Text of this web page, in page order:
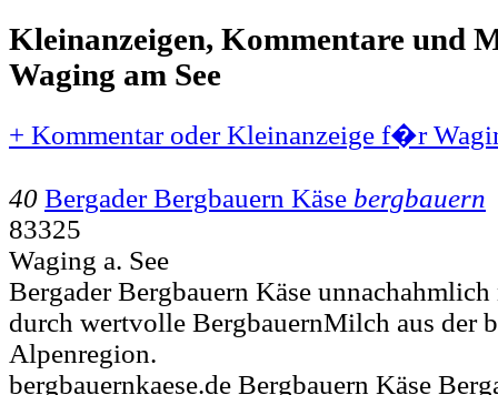
Kleinanzeigen, Kommentare und
Waging am See
+ Kommentar oder Kleinanzeige f�r
40 Bergader Bergbauern Käse bergbauern
83325
Waging a. See
Bergader Bergbauern Käse
durch wertvolle BergbauernMilch aus der
Alpenregion.
bergbauernkaese.de Bergbauern Käse